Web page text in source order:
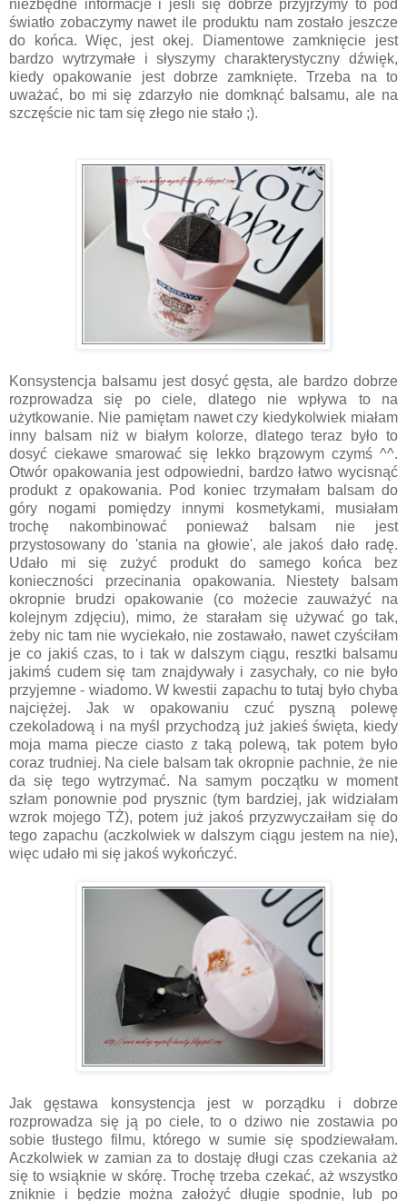
niezbędne informacje i jeśli się dobrze przyjrzymy to pod
światło zobaczymy nawet ile produktu nam zostało jeszcze
do końca. Więc, jest okej. Diamentowe zamknięcie jest
bardzo wytrzymałe i słyszymy charakterystyczny dźwięk,
kiedy opakowanie jest dobrze zamknięte. Trzeba na to
uważać, bo mi się zdarzyło nie domknąć balsamu, ale na
szczęście nic tam się złego nie stało ;).
Konsystencja balsamu jest dosyć gęsta, ale bardzo dobrze
rozprowadza się po ciele, dlatego nie wpływa to na
użytkowanie. Nie pamiętam nawet czy kiedykolwiek miałam
inny balsam niż w białym kolorze, dlatego teraz było to
dosyć ciekawe smarować się lekko brązowym czymś ^^.
Otwór opakowania jest odpowiedni, bardzo łatwo wycisnąć
produkt z opakowania. Pod koniec trzymałam balsam do
góry nogami pomiędzy innymi kosmetykami, musiałam
trochę nakombinować ponieważ balsam nie jest
przystosowany do 'stania na głowie', ale jakoś dało radę.
Udało mi się zużyć produkt do samego końca bez
konieczności przecinania opakowania. Niestety balsam
okropnie brudzi opakowanie (co możecie zauważyć na
kolejnym zdjęciu), mimo, że starałam się używać go tak,
żeby nic tam nie wyciekało, nie zostawało, nawet czyściłam
je co jakiś czas, to i tak w dalszym ciągu, resztki balsamu
jakimś cudem się tam znajdywały i zasychały, co nie było
przyjemne - wiadomo. W kwestii zapachu to tutaj było chyba
najciężej. Jak w opakowaniu czuć pyszną polewę
czekoladową i na myśl przychodzą już jakieś święta, kiedy
moja mama piecze ciasto z taką polewą, tak potem było
coraz trudniej. Na ciele balsam tak okropnie pachnie, że nie
da się tego wytrzymać. Na samym początku w moment
szłam ponownie pod prysznic (tym bardziej, jak widziałam
wzrok mojego TŻ), potem już jakoś przyzwyczaiłam się do
tego zapachu (aczkolwiek w dalszym ciągu jestem na nie),
więc udało mi się jakoś wykończyć.
Jak gęstawa konsystencja jest w porządku i dobrze
rozprowadza się ją po ciele, to o dziwo nie zostawia po
sobie tłustego filmu, którego w sumie się spodziewałam.
Aczkolwiek w zamian za to dostaję długi czas czekania aż
się to wsiąknie w skórę. Trochę trzeba czekać, aż wszystko
zniknie i będzie można założyć długie spodnie, lub po